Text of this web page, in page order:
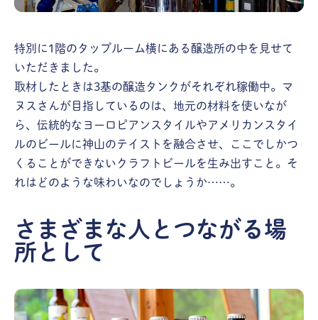
特別に1階のタップルーム横にある醸造所の中を見せて
いただきました。
取材したときは3基の醸造タンクがそれぞれ稼働中。マ
ヌスさんが目指しているのは、地元の材料を使いなが
ら、伝統的なヨーロピアンスタイルやアメリカンスタイ
ルのビールに神山のテイストを融合させ、ここでしかつ
くることができないクラフトビールを生み出すこと。そ
れはどのような味わいなのでしょうか……。
さまざまな人とつながる場
所として